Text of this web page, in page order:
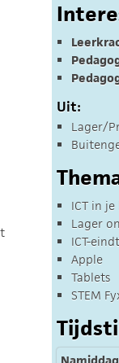
Uit:
Lager/
ICT in
Lager
ICT-
Apple
Tablets
STEM